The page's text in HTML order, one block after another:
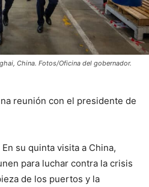
China. Fotos/Oficina del gobernador.
reunión con el presidente de
En su quinta visita a China,
para luchar contra la crisis
de los puertos y la